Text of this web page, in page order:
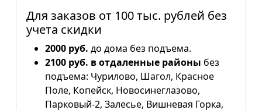
Для заказов от 100 тыс. рублей без
учета скидки
2000 руб. до дома без подъема.
2100 руб. в отдаленные районы без
подъема: Чурилово, Шагол, Красное
Поле, Копейск, Новосинеглазово,
Парковый-2, Залесье, Вишневая Горка,